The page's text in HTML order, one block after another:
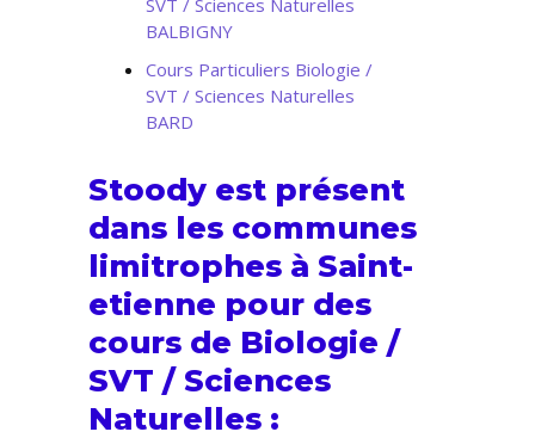
SVT / Sciences Naturelles
BALBIGNY
Cours Particuliers Biologie /
SVT / Sciences Naturelles
BARD
Stoody est présent
dans les communes
limitrophes à Saint-
etienne pour des
cours de Biologie /
SVT / Sciences
Naturelles :